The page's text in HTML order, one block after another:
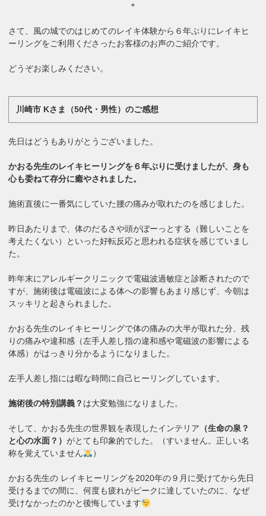
＊
さて、風の城でのはじめてのレイキ体験から６年ぶりにレイキヒ
ーリングをご利用くださったお客様のお声のご紹介です。
どうぞお楽しみください。
川崎市 Kさま（50代・男性）のご感想
先日はどうもありがとうございました。
かおる先生のレイキヒーリングを６年ぶりに受けましたが、身も
心も委ねて存分に癒やされました。
施術直後に一番気にしていた腰の痛みが取れたのを感じました。
昨日あたりまで、体のだるさや頭がぼーっとする（難しいことを
考えたくない）といった好転反応と思われる症状を感じていまし
た。
昨年末にアレルギークリニックで電磁波過敏症と診断されたので
すが、施術後は電磁波による体への影響もあまり感じず、今朝は
スッキリと起きられました。
かおる先生のレイキヒーリングで体の痛みの大半が取れた分、残
りの痛みや違和感（左手人差し指の違和感や電磁波の影響による
体感）がはっきり分かるようになりました。
左手人差し指には暇な時間に自己ヒーリングしています。
施術後の特別講義？ は大変勉強になりました。
そして、かおる先生の世界観を表現したインテリア （生命の泉？
と心の水面？）がとても印象的でした。（すいません。正しい名
称を覚えていません
）
かおる先生の レイキヒーリングを2020年の９月に受けてから先日
受けるまでの間に、何度も疲れがピークに達していたのに、なぜ
受けなかったのかと後悔しています